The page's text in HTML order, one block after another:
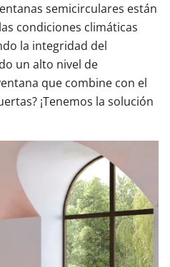
semicirculares están
condiciones climáticas
la integridad del
un alto nivel de
que combine con el
¡Tenemos la solución